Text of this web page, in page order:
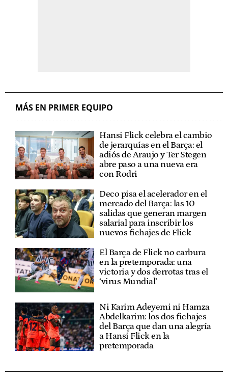
MÁS EN PRIMER EQUIPO
Hansi Flick celebra el cambio
de jerarquías en el Barça: el
adiós de Araujo y Ter Stegen
abre paso a una nueva era
con Rodri
Deco pisa el acelerador en el
mercado del Barça: las 10
salidas que generan margen
salarial para inscribir los
nuevos fichajes de Flick
El Barça de Flick no carbura
en la pretemporada: una
victoria y dos derrotas tras el
‘virus Mundial’
Ni Karim Adeyemi ni Hamza
Abdelkarim: los dos fichajes
del Barça que dan una alegría
a Hansi Flick en la
pretemporada